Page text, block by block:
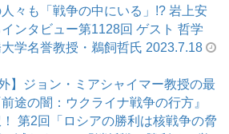
々も「戦争の中にいる」!? 岩上安
ンタビュー第1128回 ゲスト 哲学
学名誉教授・鵜飼哲氏 2023.7.18
外】ジョン・ミアシャイマー教授の最
途の闇：ウクライナ戦争の行方』
第2回「ロシアの勝利は核戦争の脅